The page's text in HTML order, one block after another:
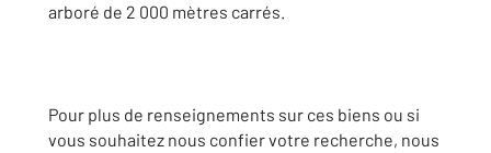
arboré de 2 000 mètres carrés.
Pour plus de renseignements sur ces biens ou si
vous souhaitez nous confier votre recherche, nous